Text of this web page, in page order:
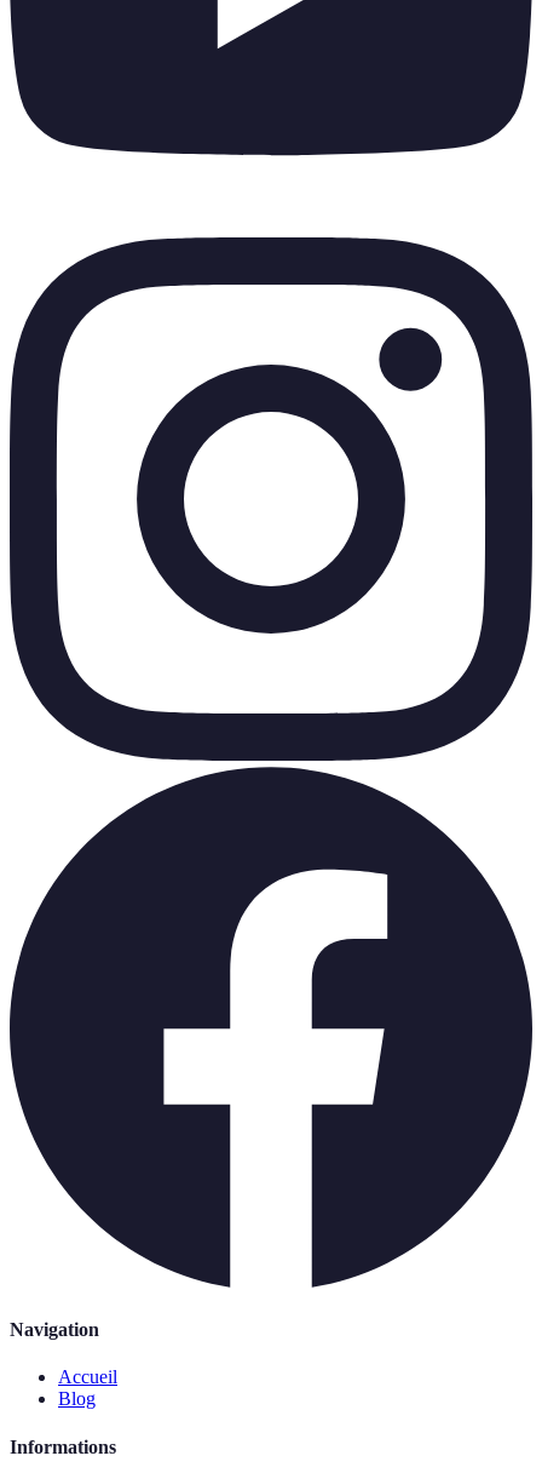
Navigation
Accueil
Blog
Informations